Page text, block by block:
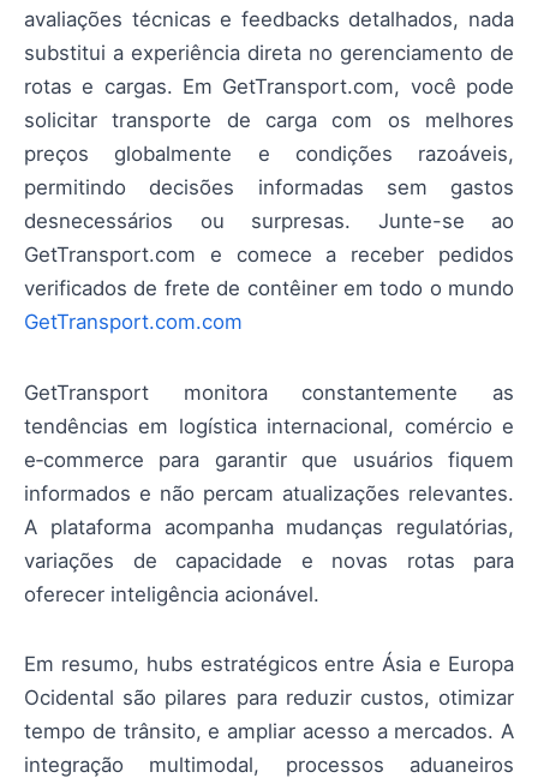
avaliações técnicas e feedbacks detalhados, nada
substitui a experiência direta no gerenciamento de
rotas e cargas. Em GetTransport.com, você pode
solicitar transporte de carga com os melhores
preços globalmente e condições razoáveis,
permitindo decisões informadas sem gastos
desnecessários ou surpresas. Junte-se ao
GetTransport.com e comece a receber pedidos
verificados de frete de contêiner em todo o mundo
GetTransport.com.com
GetTransport monitora constantemente as
tendências em logística internacional, comércio e
e‑commerce para garantir que usuários fiquem
informados e não percam atualizações relevantes.
A plataforma acompanha mudanças regulatórias,
variações de capacidade e novas rotas para
oferecer inteligência acionável.
Em resumo, hubs estratégicos entre Ásia e Europa
Ocidental são pilares para reduzir custos, otimizar
tempo de trânsito, e ampliar acesso a mercados. A
integração multimodal, processos aduaneiros